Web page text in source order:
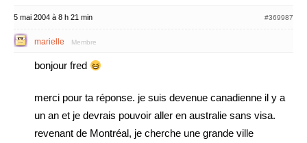
5 mai 2004 à 8 h 21 min #369987
marielle Membre
bonjour fred
merci pour ta réponse. je suis devenue canadienne il y a
un an et je devrais pouvoir aller en australie sans visa.
revenant de Montréal, je cherche une grande ville